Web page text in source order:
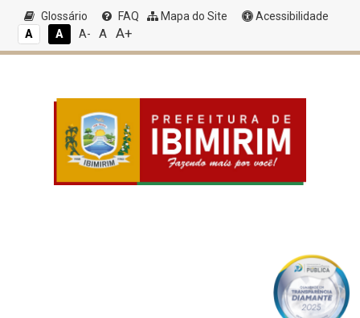
Glossário FAQ Mapa do Site
Acessibilidade
A
A A- A A+